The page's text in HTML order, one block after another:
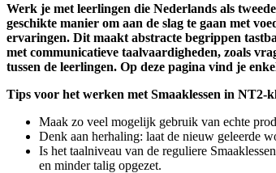
Werk je met leerlingen die Nederlands als
geschikte manier om aan de slag te gaan met
ervaringen. Dit maakt abstracte begrippen
met communicatieve taalvaardigheden, zoals
tussen de leerlingen. Op deze pagina vind je
Tips voor het werken met Smaaklessen in NT2-
Maak zo veel mogelijk gebruik van echte
Denk aan herhaling: laat de nieuw geleerde
Is het taalniveau van de reguliere
en minder talig opgezet.